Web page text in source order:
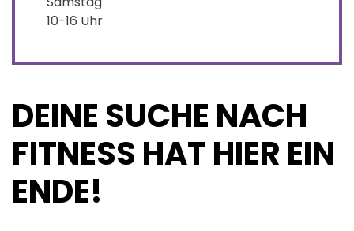
10-16 Uhr
DEINE SUCHE NACH
FITNESS HAT HIER EIN
ENDE!